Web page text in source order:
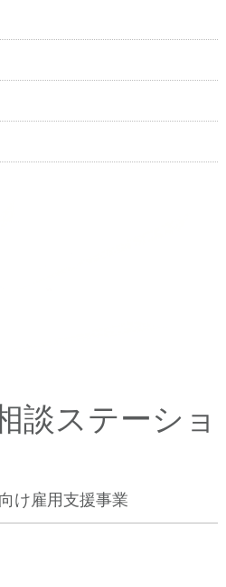
談ステーショ
け雇用支援事業